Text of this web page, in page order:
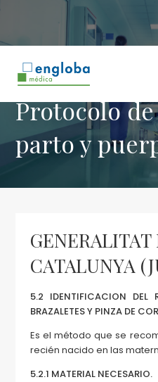
principal
MÉDICA
en
identificación
sanitaria
Protocolo
parto y
GENERALITAT
CATALUNYA
5.2 IDENTIFICACION DEL
BRAZALETES Y PINZA DE
Es el método que se
recién nacido en las
5.2.1 MATERIAL NECESARIO.